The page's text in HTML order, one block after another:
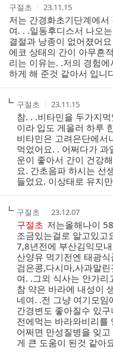
작
성
자
구절초
작
성
시
간
23.11.15
저는 간경화초기단계에
여. . .일동후디스서 나오
결절과 낭종이 없어졌어
에코 상태의 간이 아무흔
리는 이유는. .저의 경험
하게 해 준것 같아서 입니
작
성
자
구절초
작
성
시
간
23.11.15
참. . .비타민을 두가지
이라 입도 게을러 하루
비타민은 고려은단에서
먹었어요. . 어쩌다가
운이 좋아서 간이 건강
요. 간초음파 하시는 선
들었요. 이상태로 유지
작
성
자
구절초
작
성
시
간
23.12.07
구절초 저는올해나이
조금있는걸로 알고있고
7,8년전에 부산김익모
산양유 먹기전엔 태광
검은콩,다시마,사과말
여. .그외 식사는 안가리
참 약은 바라에 내성이
네여. .전 그냥 여기모임
간경변도 좋아질수 있
전에먹는 바라와비리를
어쩌면 만성질병을 잊
게 큰 도움이 된것 같아